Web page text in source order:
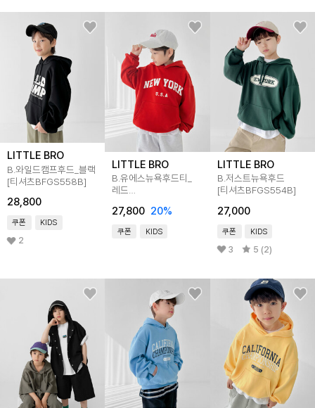
LITTLE BRO
B.와일드캠프후드_블랙
[티셔츠BFGS558B]
28,800
쿠폰 KIDS
2
LITTLE BRO
B.유에스뉴욕후드티_
레드
27,800 20%
쿠폰 KIDS
LITTLE BRO
B.저스트뉴욕후드
[티셔츠BFGS554B]
27,000
쿠폰 KIDS
3 5 (2)